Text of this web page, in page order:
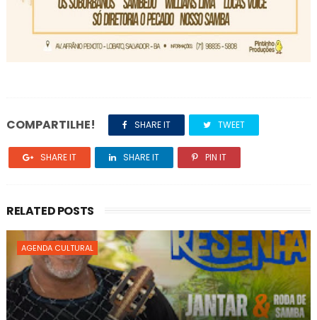
COMPARTILHE! SHARE IT TWEET
SHARE IT SHARE IT PIN IT
RELATED POSTS
AGENDA CULTURAL